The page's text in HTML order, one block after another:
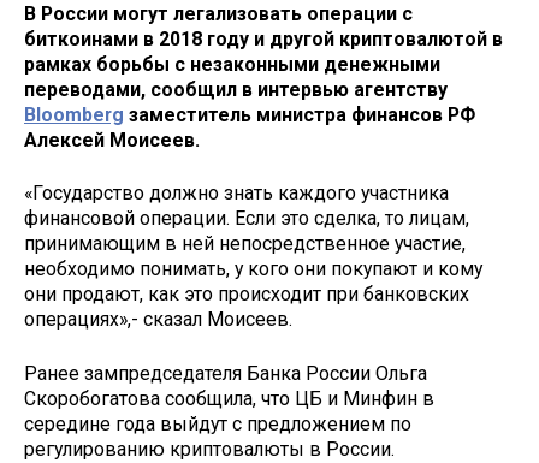
В России могут легализовать операции с
биткоинами в 2018 году и другой криптовалютой в
рамках борьбы с незаконными денежными
переводами, сообщил в интервью агентству
Bloomberg заместитель министра финансов РФ
Алексей Моисеев.
«Государство должно знать каждого участника
финансовой операции. Если это сделка, то лицам,
принимающим в ней непосредственное участие,
необходимо понимать, у кого они покупают и кому
они продают, как это происходит при банковских
операциях»,- сказал Моисеев.
Ранее зампредседателя Банка России Ольга
Скоробогатова сообщила, что ЦБ и Минфин в
середине года выйдут с предложением по
регулированию криптовалюты в России.